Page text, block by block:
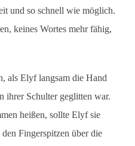
und so schnell wie möglich.
keines Wortes mehr fähig,
als Elyf langsam die Hand
ihrer Schulter geglitten war.
heißen, sollte Elyf sie
Fingerspitzen über die